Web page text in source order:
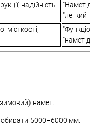
надійність
"Намет
"легкий
місткості,
"намет
намет.
обирати 5000–6000 мм.